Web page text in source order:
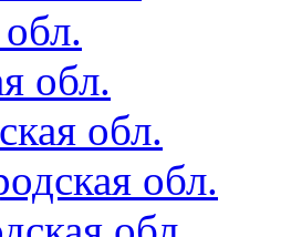
обл.
обл.
обл.